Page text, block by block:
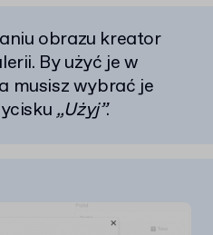
obrazu kreator
By użyć je w
musisz wybrać je
„Użyj”.